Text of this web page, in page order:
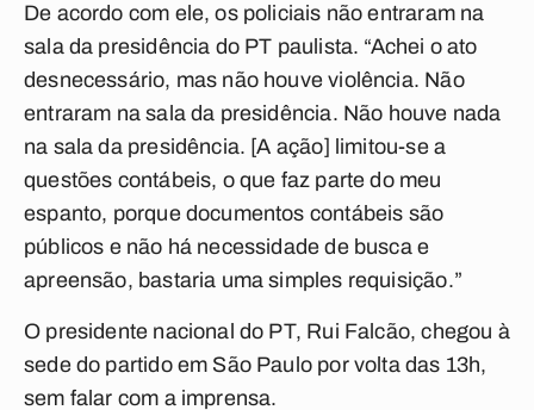
De acordo com ele, os policiais não entraram na
sala da presidência do PT paulista. “Achei o ato
desnecessário, mas não houve violência. Não
entraram na sala da presidência. Não houve nada
na sala da presidência. [A ação] limitou-se a
questões contábeis, o que faz parte do meu
espanto, porque documentos contábeis são
públicos e não há necessidade de busca e
apreensão, bastaria uma simples requisição.”
O presidente nacional do PT, Rui Falcão, chegou à
sede do partido em São Paulo por volta das 13h,
sem falar com a imprensa.